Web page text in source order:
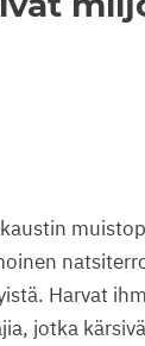
Harvat
jotka